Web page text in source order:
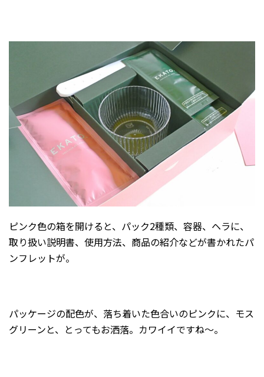
ピンク色の箱を開けると、パック2種類、容器、ヘラに、
取り扱い説明書、使用方法、商品の紹介などが書かれたパ
ンフレットが。
パッケージの配色が、落ち着いた色合いのピンクに、モス
グリーンと、とってもお洒落。カワイイですね〜。